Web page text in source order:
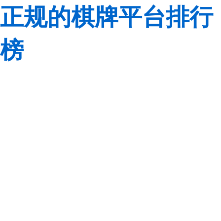
正规的棋牌平台排行
榜